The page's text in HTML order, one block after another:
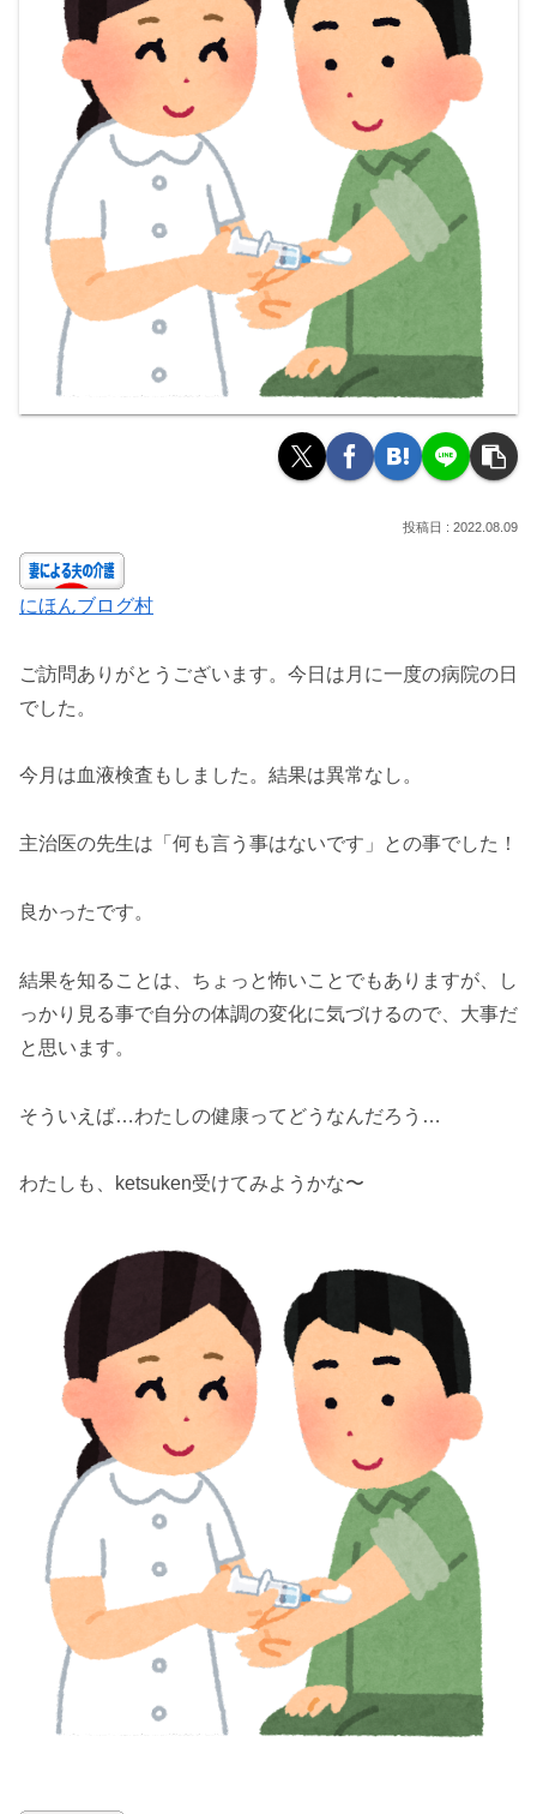
2022.08.09
にほんブログ村
ご訪問ありがとうございます。今日は月に一度の病院の日
でした。
今月は血液検査もしました。結果は異常なし。
主治医の先生は「何も言う事はないです」との事でした！
良かったです。
結果を知ることは、ちょっと怖いことでもありますが、し
っかり見る事で自分の体調の変化に気づけるので、大事だ
と思います。
そういえば…わたしの健康ってどうなんだろう…
わたしも、ketsuken受けてみようかな〜